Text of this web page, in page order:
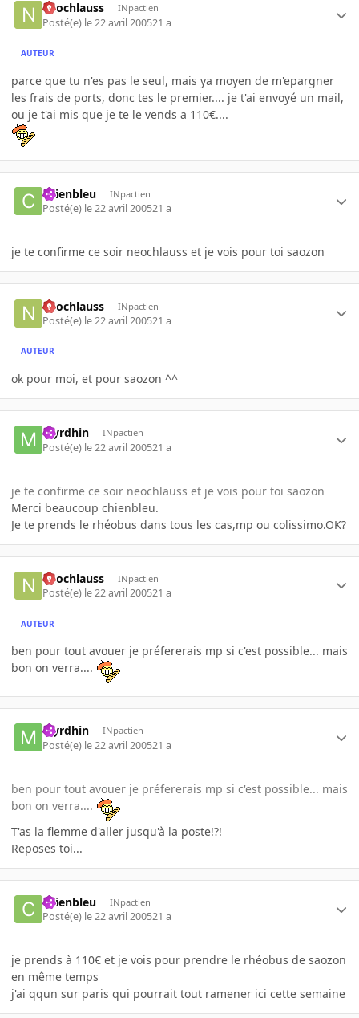
neochlauss INpactien
Posté(e) le 22 avril 200521 a
AUTEUR
parce que tu n'es pas le seul, mais ya moyen de m'epargner
les frais de ports, donc tes le premier.... je t'ai envoyé un mail,
ou je t'ai mis que je te le vends a 110€....
chienbleu INpactien
Posté(e) le 22 avril 200521 a
je te confirme ce soir neochlauss et je vois pour toi saozon
neochlauss INpactien
Posté(e) le 22 avril 200521 a
AUTEUR
ok pour moi, et pour saozon ^^
Myrdhin INpactien
Posté(e) le 22 avril 200521 a
je te confirme ce soir neochlauss et je vois pour toi saozon
Merci beaucoup chienbleu.
Je te prends le rhéobus dans tous les cas,mp ou colissimo.OK?
neochlauss INpactien
Posté(e) le 22 avril 200521 a
AUTEUR
ben pour tout avouer je préfererais mp si c'est possible... mais
bon on verra....
Myrdhin INpactien
Posté(e) le 22 avril 200521 a
ben pour tout avouer je préfererais mp si c'est possible... mais
bon on verra....
T'as la flemme d'aller jusqu'à la poste!?!
Reposes toi...
chienbleu INpactien
Posté(e) le 22 avril 200521 a
je prends à 110€ et je vois pour prendre le rhéobus de saozon
en même temps
j'ai qqun sur paris qui pourrait tout ramener ici cette semaine